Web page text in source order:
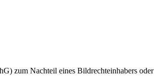
zum Nachteil eines Bildrechteinhabers oder